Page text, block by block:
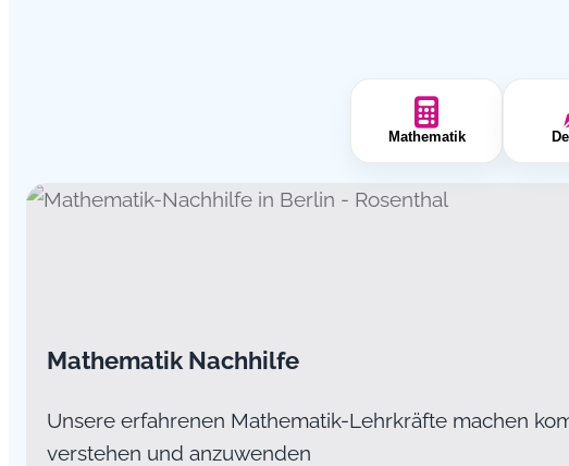
Mathematik
Mathematik Nachhilfe
Unsere erfahrenen Mathematik-Lehrkräfte machen
verstehen und anzuwenden